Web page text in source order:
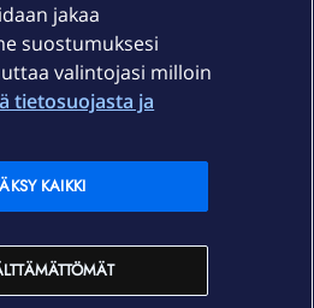
jakaa
suostumuksesi
valintojasi milloin
tietosuojasta ja
KAIKKI